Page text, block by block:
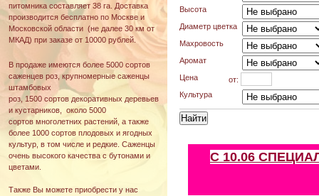
питомника составляет 38 га. Доставка
производится бесплатно по Москве и
Московской области (не далее 30 км от
МКАД) при заказе от 10000 рублей.
В продаже имеются более 5000 сортов
саженцев роз, крупномерные саженцы
штамбовых
роз, 1500 сортов декоративных деревьев
и кустарников, около 5000
сортов многолетних растений, а также
более 1000 сортов плодовых и ягодных
культур, в том числе и редкие. Саженцы
очень высокого качества с бутонами и
цветами.
Также Вы можете приобрести у нас
Высота
Диаметр цветка
Махровость
Аромат
Цена
от:
Культура
С 10.06